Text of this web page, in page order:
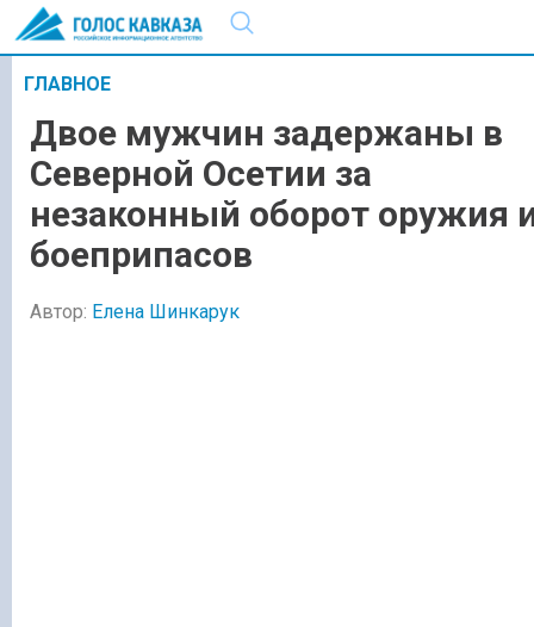
ГЛАВНОЕ
Двое мужчин задержаны в
Северной Осетии за
незаконный оборот оружия
боеприпасов
Автор: Елена Шинкарук